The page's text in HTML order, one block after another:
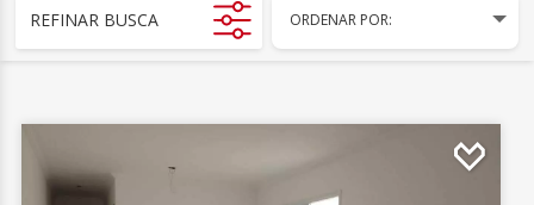
REFINAR BUSCA ORDENAR POR: